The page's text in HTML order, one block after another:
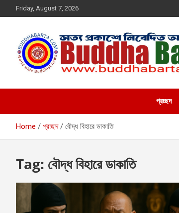
to
Friday, August 7, 2026
Buddha Barta
প্রচ্ছদ
Home প্রচ্ছদ বৌদ্ধ বিহারে ডাকাতি
Tag: বৌদ্ধ বিহারে ডাকাতি